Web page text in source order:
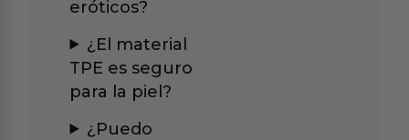
eróticos?
¿El material
TPE es seguro
para la piel?
¿Puedo